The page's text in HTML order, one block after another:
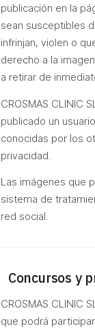
publicación en la
sean susceptibles
infrinjan, violen o
derecho a la
a retirar de
CROSMAS CLINIC
publicado un
conocidas por los
privacidad.
Las imágenes que
sistema de
red social.
Concursos y
CROSMAS CLINIC
que podrá